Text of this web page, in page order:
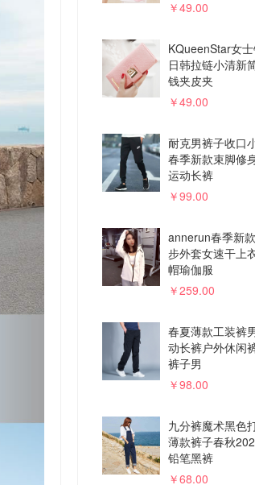
￥49.00
KQueenStar女
日韩拉链小清新
钱夹皮夹
￥49.00
耐克男裤子收口
春季新款束脚修
运动长裤
￥99.00
annerun春季新
步外套女速干上
帽瑜伽服
￥259.00
春夏薄款工装裤
动长裤户外休闲
裤子男
￥98.00
九分裤魔术黑色
薄款裤子春秋
铅笔黑裤
￥68.00